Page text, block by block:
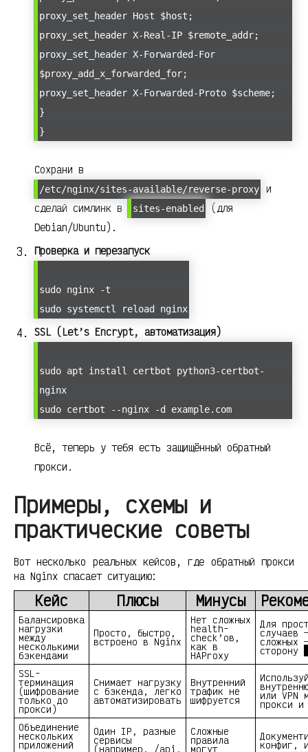
proxy_set_header Host $host;
proxy_set_header X-Real-IP $remote_addr;
proxy_set_header X-Forwarded-For
$proxy_add_x_forwarded_for;
proxy_set_header X-Forwarded-Proto $scheme;
}
}
Сохрани в
/etc/nginx/sites-available/reverse-proxy
и
сделай симлинк в
sites-enabled
(для
Debian/Ubuntu).
Проверка и перезапуск
sudo nginx -t
sudo systemctl reload nginx
SSL (Let’s Encrypt, автоматизация)
sudo apt install certbot python3-certbot-
nginx
sudo certbot --nginx -d example.com
Всё, теперь у тебя есть защищённый обратный
прокси.
Примеры, схемы и
практические советы
Вот несколько реальных кейсов, где обратный прокси
на Nginx спасает ситуацию:
Кейс Плюсы Минусы
Балансировка
нагрузки
между
несколькими
бэкендами
Просто, быстро,
встроено в Nginx
Нет сложных
health-
check’ов,
как в
HAProxy
Для
случаев
сложных
сторону
SSL-
терминация
(шифрование
только до
прокси)
Снимает нагрузку
с бэкенда, легко
автоматизировать
Внутренний
трафик не
шифруется или VPN
прокси и
Объединение
нескольких
приложений
Один IP, разные
сервисы
(например, /api,
Сложные
правила
могут конфиг,